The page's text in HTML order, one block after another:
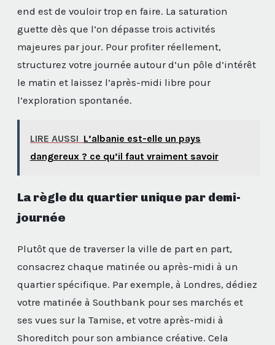
end est de vouloir trop en faire. La saturation
guette dès que l’on dépasse trois activités
majeures par jour. Pour profiter réellement,
structurez votre journée autour d’un pôle d’intérêt
le matin et laissez l’après-midi libre pour
l’exploration spontanée.
LIRE AUSSI L’albanie est-elle un pays
dangereux ? ce qu’il faut vraiment savoir
La règle du quartier unique par demi-
journée
Plutôt que de traverser la ville de part en part,
consacrez chaque matinée ou après-midi à un
quartier spécifique. Par exemple, à Londres, dédiez
votre matinée à Southbank pour ses marchés et
ses vues sur la Tamise, et votre après-midi à
Shoreditch pour son ambiance créative. Cela